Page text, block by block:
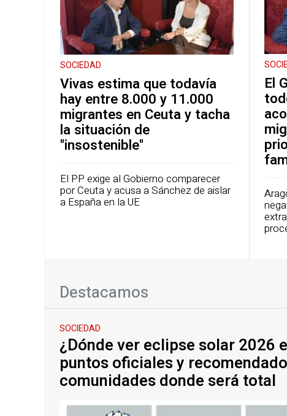
SOCIEDAD
Vivas estima que todavía
hay entre 8.000 y 11.000
migrantes en Ceuta y tacha
la situación de
"insostenible"
El PP exige al Gobierno comparecer
por Ceuta y acusa a Sánchez de aislar
a España en la UE
El
Destacamos
SOCIEDAD
¿Dónde ver eclipse solar 2026
puntos oficiales y
comunidades donde será total